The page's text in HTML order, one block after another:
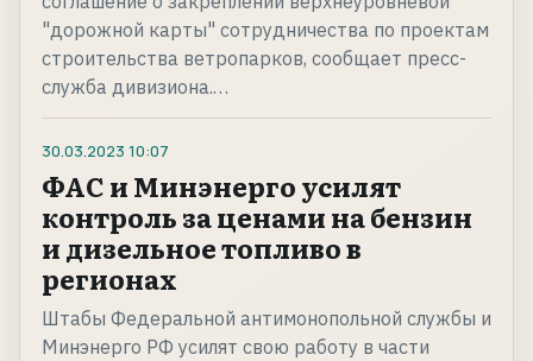
"дорожной карты" сотрудничества по проектам
строительства ветропарков, сообщает пресс-
служба дивизиона.…
30.03.2023 10:07
ФАС и Минэнерго усилят
контроль за ценами на бензин
и дизельное топливо в
регионах
Штабы Федеральной антимонопольной службы и
Минэнерго РФ усилят свою работу в части